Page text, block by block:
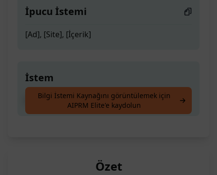
İpucu İstemi
[Ad], [Site], [İçerik]
İstem
Bir GMB için açıklama yazma işlemi
Bilgi İstemi Kaynağını görüntülemek için
AIPRM Elite'e kaydolun
Özet